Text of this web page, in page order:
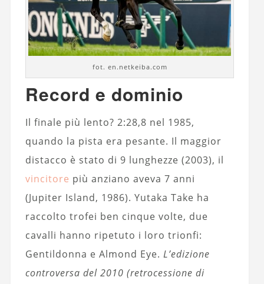
fot. en.netkeiba.com
Record e dominio
Il finale più lento? 2:28,8 nel 1985,
quando la pista era pesante. Il maggior
distacco è stato di 9 lunghezze (2003), il
vincitore più anziano aveva 7 anni
(Jupiter Island, 1986). Yutaka Take ha
raccolto trofei ben cinque volte, due
cavalli hanno ripetuto i loro trionfi:
Gentildonna e Almond Eye. L’edizione
controversa del 2010 (retrocessione di